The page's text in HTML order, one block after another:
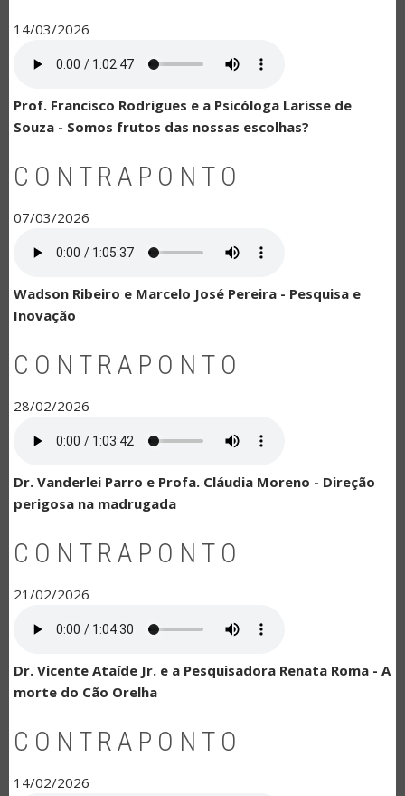
14/03/2026
Prof. Francisco Rodrigues e a Psicóloga Larisse de
Souza - Somos frutos das nossas escolhas?
CONTRAPONTO
07/03/2026
Wadson Ribeiro e Marcelo José Pereira - Pesquisa e
Inovação
CONTRAPONTO
28/02/2026
Dr. Vanderlei Parro e Profa. Cláudia Moreno - Direção
perigosa na madrugada
CONTRAPONTO
21/02/2026
Dr. Vicente Ataíde Jr. e a Pesquisadora Renata Roma - A
morte do Cão Orelha
CONTRAPONTO
14/02/2026